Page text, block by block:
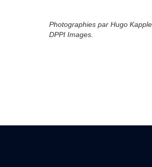
Photographies par Hugo
DPPI Images.